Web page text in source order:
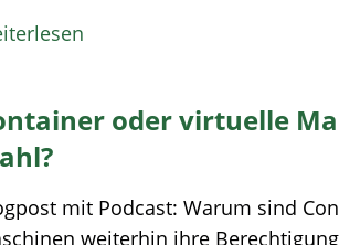
oder virtuelle
mit Podcast: Warum sind
weiterhin ihre